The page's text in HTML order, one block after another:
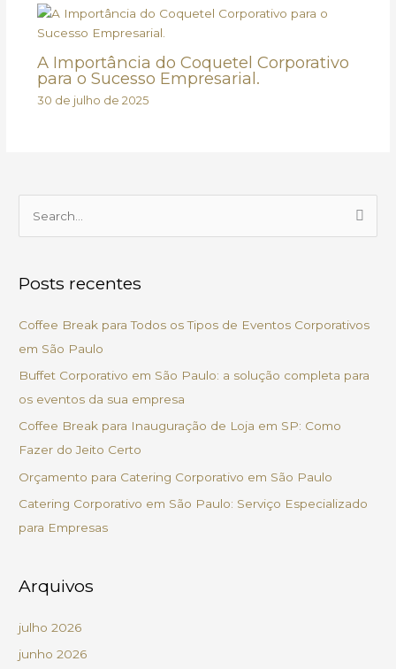
A Importância do Coquetel Corporativo
para o Sucesso Empresarial.
30 de julho de 2025
q
p
o
r
:
Posts recentes
Coffee Break para Todos os Tipos de Eventos Corporativos
em São Paulo
Buffet Corporativo em São Paulo: a solução completa para
os eventos da sua empresa
Coffee Break para Inauguração de Loja em SP: Como
Fazer do Jeito Certo
Orçamento para Catering Corporativo em São Paulo
Catering Corporativo em São Paulo: Serviço Especializado
para Empresas
Arquivos
julho 2026
junho 2026